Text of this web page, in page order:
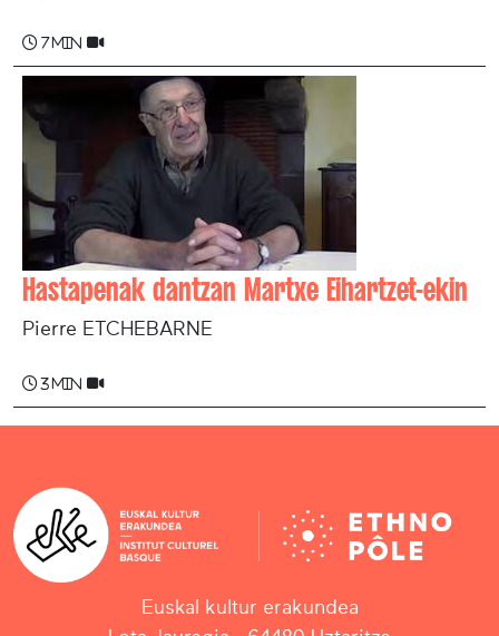
7 min
Hastapenak dantzan Martxe Eihartzet-ekin
Pierre ETCHEBARNE
3 min
Euskal kultur erakundea